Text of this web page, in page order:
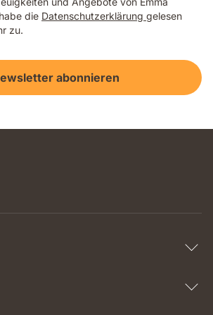
die Datenschutzerklärung gelesen
zu.
abonnieren